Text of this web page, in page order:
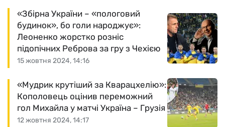
15 жовтня 2024, 14:16
«Збірна України – «пологовий
будинок», бо голи народжує»:
Леоненко жорстко розніс
підопічних Реброва за гру з Чехією
12 жовтня 2024, 14:17
«Мудрик крутіший за Кварацхелію»:
Кополовець оцінив переможний
гол Михайла у матчі Україна – Грузія